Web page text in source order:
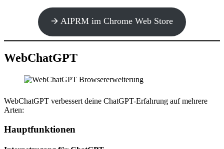
🡪 AIPRM im Chrome Web Store
WebChatGPT
WebChatGPT verbessert deine ChatGPT-Erfahrung auf mehrere
Arten:
Hauptfunktionen